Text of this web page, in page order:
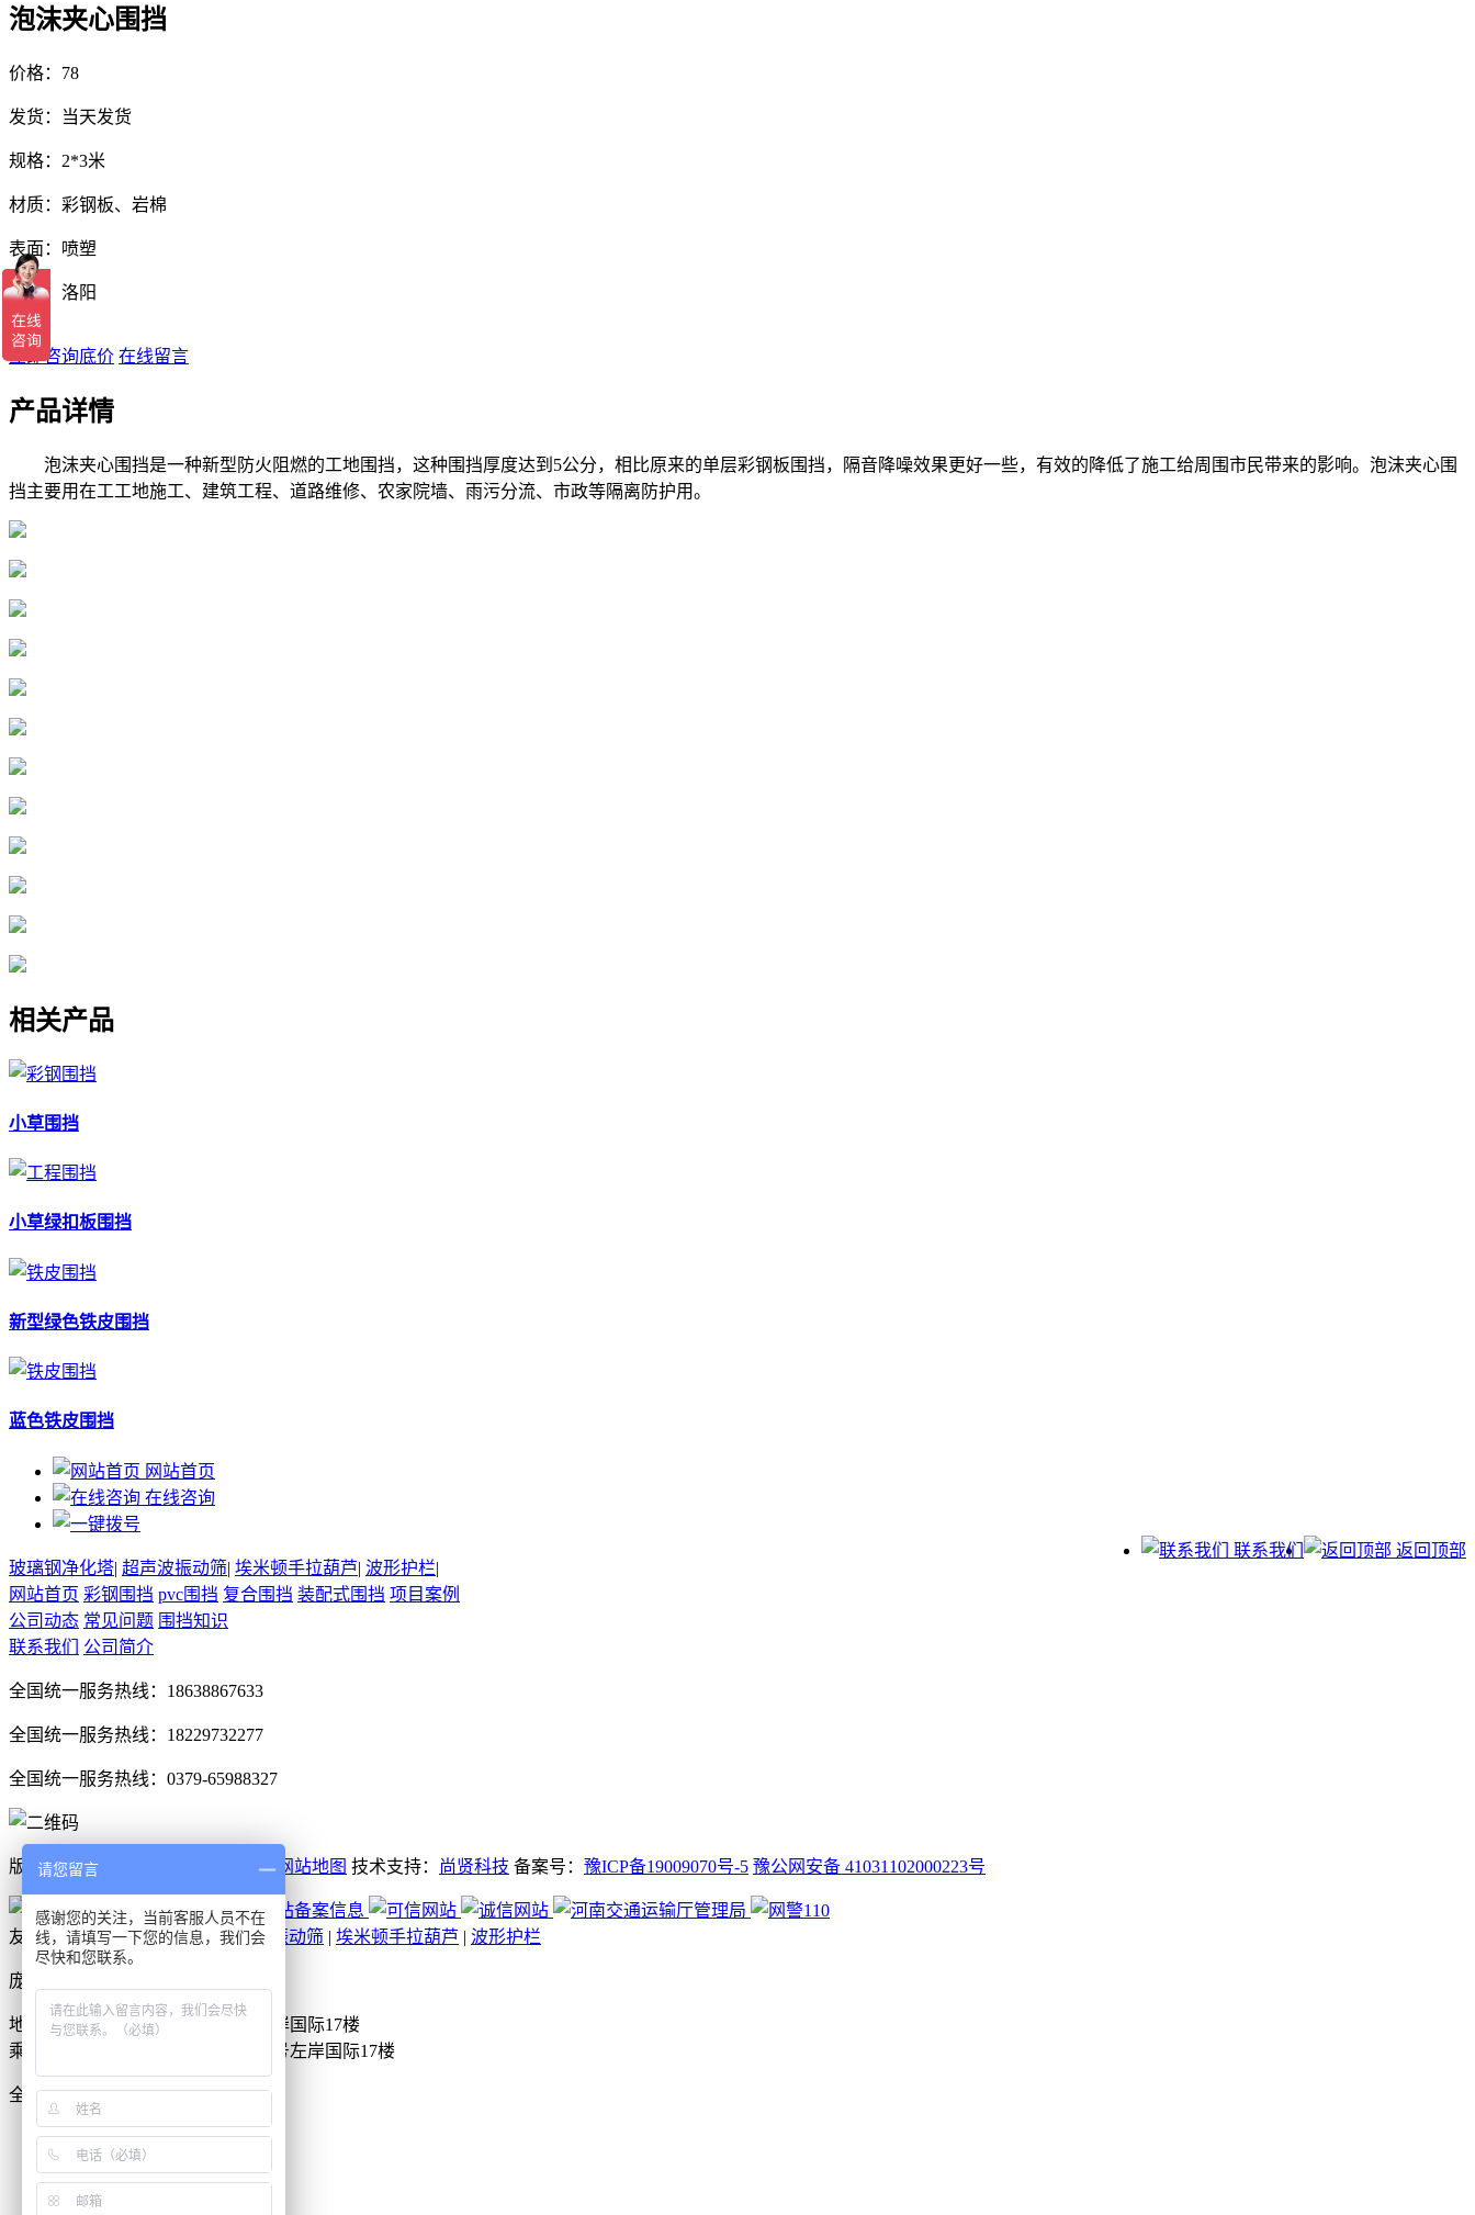
泡沫夹心围挡
价格：78
发货：当天发货
规格：2*3米
材质：彩钢板、岩棉
表面：喷塑
产地：洛阳
立即咨询底价 在线留言
产品详情
泡沫夹心围挡是一种新型防火阻燃的工地围挡，这种围挡厚度达到5公分，相比原来的单层彩钢板围挡，隔音降噪效果更好一些，有效的降低了施工给周围市民带来的影响。泡沫夹心围
挡主要用在工工地施工、建筑工程、道路维修、农家院墙、雨污分流、市政等隔离防护用。
相关产品
小草围挡
小草绿扣板围挡
新型绿色铁皮围挡
蓝色铁皮围挡
网站首页
在线咨询
返回顶部
联系我们
玻璃钢净化塔| 超声波振动筛| 埃米顿手拉葫芦| 波形护栏|
网站首页 彩钢围挡 pvc围挡 复合围挡 装配式围挡 项目案例
公司动态 常见问题 围挡知识
联系我们
公司简介
全国统一服务热线：18638867633
全国统一服务热线：18229732277
全国统一服务热线：0379-65988327
版权所有：庞景实业洛阳围挡厂家 网站地图 技术支持： 尚贤科技 备案号： 豫ICP备19009070号-5 豫公网安备 41031102000223号
友情链接： 玻璃钢净化塔 超声波振动筛 | 埃米顿手拉葫芦 | 波形护栏
庞景实业洛阳围挡厂家
地址：洛阳市洛龙区美茵街16号左岸国际17楼
乘车路线：洛阳市洛龙区美茵街16号左岸国际17楼
全国24小时服务热线18638867633
电话
短信
地图
请您留言
感谢您的关注，当前客服人员不在
线，请填写一下您的信息，我们会
尽快和您联系。